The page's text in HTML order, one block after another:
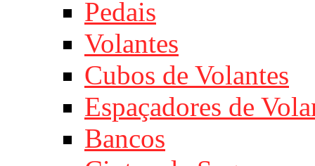
Pedais
Volantes
Cubos de Volantes
Espaçadores de
Bancos